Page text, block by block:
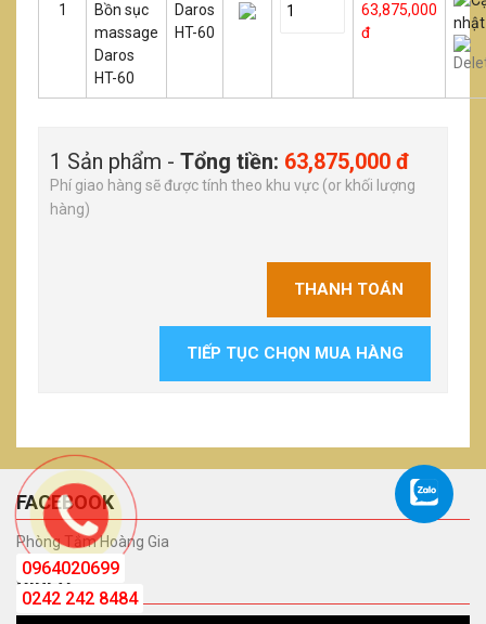
1
Bồn sục
massage
Daros
HT-60
Daros
HT-60
63,875,000
đ
1 Sản phẩm - Tổng tiền: 63,875,000 đ
Phí giao hàng sẽ được tính theo khu vực (or khối lượng
hàng)
THANH TOÁN
TIẾP TỤC CHỌN MUA HÀNG
FACEBOOK
Phòng Tắm Hoàng Gia
VIDEO
0964020699
0242 242 8484